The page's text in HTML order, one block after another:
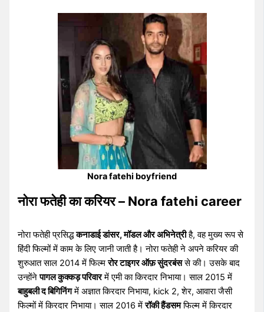
Nora fatehi boyfriend
नोरा फतेही का करियर – Nora fatehi career
नोरा फतेही प्रसिद्धकनाडाई डांसर, मॉडल और अभिनेत्रीहै, वह मुख्य रूप से
हिंदी फिल्मों में काम के लिए जानी जाती है। नोरा फतेही ने अपने करियर की
शुरुआत साल 2014 में फिल्मरोर टाइगर ऑफ़ सुंदरबंससे की। उसके बाद
उन्होंनेपागल कुक्कड़ परिवारमें एमी का किरदार निभाया। साल 2015 में
बाहुबली द बिगिनिंगमें अज्ञात किरदार निभाया, kick 2, शेर, आवारा जैसी
फिल्मों में किरदार निभाया। साल 2016 मेंरॉकी हैंडसमफिल्म में किरदार